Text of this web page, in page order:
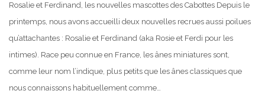
Rosalie et Ferdinand, les nouvelles mascottes des Cabottes Depuis le
printemps, nous avons accueilli deux nouvelles recrues aussi poilues
qu’attachantes : Rosalie et Ferdinand (aka Rosie et Ferdi pour les
intimes). Race peu connue en France, les ânes miniatures sont,
comme leur nom l’indique, plus petits que les ânes classiques que
nous connaissons habituellement comme…